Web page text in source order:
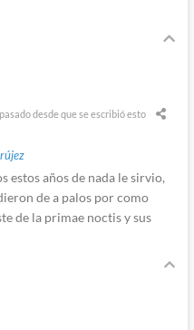
desde que se escribió esto
estos años de nada le sirvio,
de a palos por como
de la primae noctis y sus